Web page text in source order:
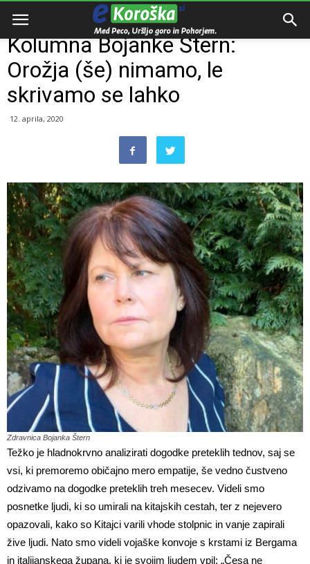
Domov Zanimivosti
Kolumna Bojanke Štern:
Orožja (še) nimamo, le
skrivamo se lahko
12. aprila, 2020
Zdravnica Bojanka Štern
Težko je hladnokrvno analizirati dogodke preteklih tednov, saj se
vsi, ki premoremo običajno mero empatije, še vedno čustveno
odzivamo na dogodke preteklih treh mesecev. Videli smo
posnetke ljudi, ki so umirali na kitajskih cestah, ter z nejevero
opazovali, kako so Kitajci varili vhode stolpnic in vanje zapirali
žive ljudi. Nato smo videli vojaške konvoje s krstami iz Bergama
in italijanskega župana, ki je svojim ljudem vpil: „Česa ne